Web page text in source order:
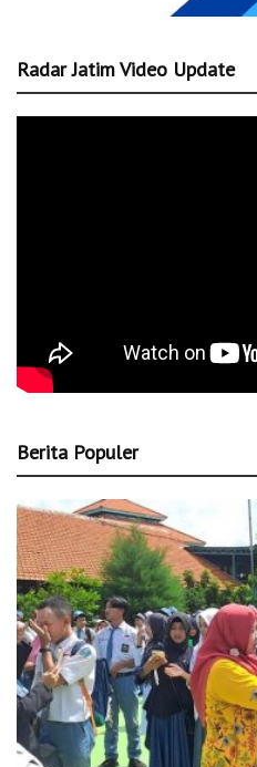
Radar Jatim Video Update
Berita Populer